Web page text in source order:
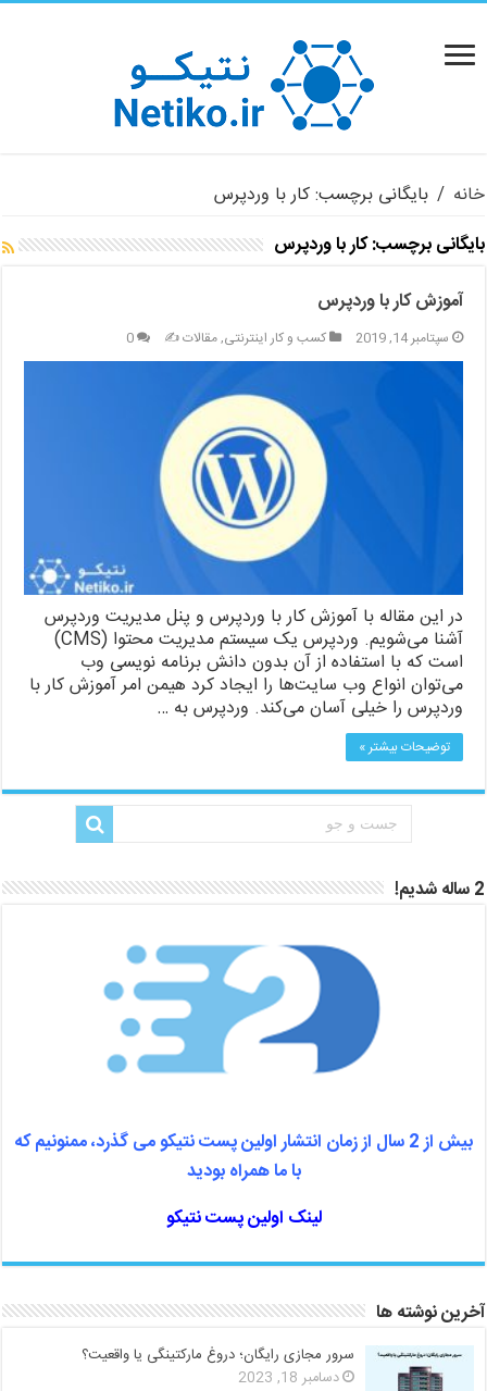
خانه / بایگانی برچسب: کار با وردپرس
بایگانی برچسب:کار با وردپرس
آموزش کار با وردپرس
سپتامبر 14, 2019 کسب و کار اینترنتی,مقالات ✍️ 0
در این مقاله با آموزش کار با وردپرس و پنل مدیریت وردپرس
آشنا می‌شویم. وردپرس یک سیستم مدیریت محتوا (CMS)
است که با استفاده از آن بدون دانش برنامه نویسی وب
می‌توان انواع وب سایت‌ها را ایجاد کرد هیمن امر آموزش کار با
وردپرس را خیلی آسان می‌کند. وردپرس به …
توضیحات بیشتر »
2 ساله شدیم!
بیش از 2 سال از زمان انتشار اولین پست نتیکو می گذرد، ممنونیم که
با ما همراه بودید
لینک اولین پست نتیکو
آخرین نوشته ها
سرور مجازی رایگان؛ دروغ مارکتینگی یا واقعیت؟
دسامبر 18, 2023